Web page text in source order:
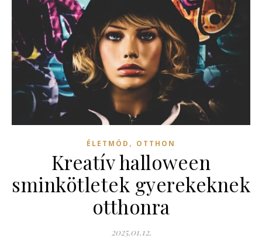
ÉLETMÓD , OTTHON
Kreatív halloween
sminkötletek gyerekeknek
otthonra
2025.01.12.